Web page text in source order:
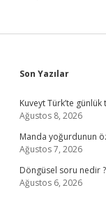
Sidebar
Son Yazılar
Kuveyt Türk’te
Ağustos 8, 2026
Manda yoğurdunun
Ağustos 7, 2026
Döngüsel soru nedir ?
Ağustos 6, 2026